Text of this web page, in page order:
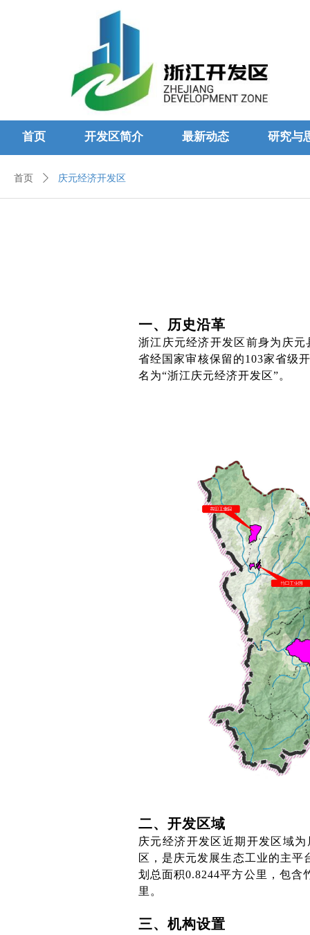
首页 开发区简介 最新动态 研究与
一、历史沿革
浙江庆元经济开发区前身为庆
省经国家审核保留的103家省级
名为“浙江庆元经济开发区”。
二、开发区域
庆元经济开发区近期开发区域
区，是庆元发展生态工业的主
划总面积0.8244平方公里，包含
里。
三、机构设置
首页 ꄲ 庆元经济开发区